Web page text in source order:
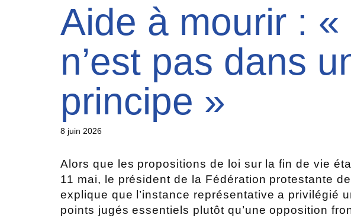
Aide à mourir :
n’est pas dans
principe »
8 juin 2026
Alors que les propositions de loi sur la fin de vie
11 mai, le président de la Fédération protestante
explique que l’instance représentative a privilégié
points jugés essentiels plutôt qu’une opposition